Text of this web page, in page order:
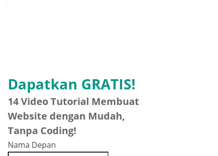
Dapatkan GRATIS!
14 Video Tutorial Membuat
Website dengan Mudah,
Tanpa Coding!
Nama Depan